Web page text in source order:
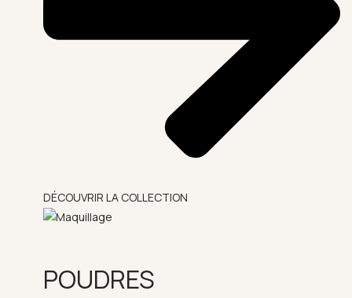
DÉCOUVRIR LA COLLECTION
POUDRES